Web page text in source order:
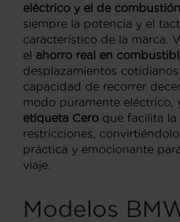
eléctrico y el de combustión
siempre la potencia y el
característico de la marca.
el ahorro real en
desplazamientos
capacidad de recorrer
modo puramente eléctrico,
etiqueta Cero que facilita
restricciones,
práctica y emocionante
viaje.
Modelos